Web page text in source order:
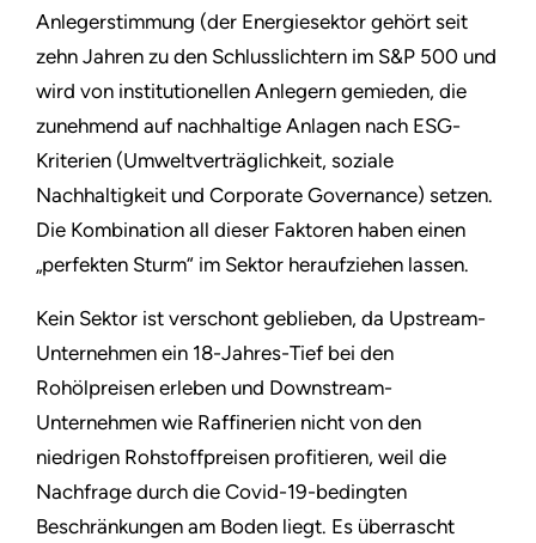
Anlegerstimmung (der Energiesektor gehört seit
zehn Jahren zu den Schlusslichtern im S&P 500 und
wird von institutionellen Anlegern gemieden, die
zunehmend auf nachhaltige Anlagen nach ESG-
Kriterien (Umweltverträglichkeit, soziale
Nachhaltigkeit und Corporate Governance) setzen.
Die Kombination all dieser Faktoren haben einen
„perfekten Sturm“ im Sektor heraufziehen lassen.
Kein Sektor ist verschont geblieben, da Upstream-
Unternehmen ein 18-Jahres-Tief bei den
Rohölpreisen erleben und Downstream-
Unternehmen wie Raffinerien nicht von den
niedrigen Rohstoffpreisen profitieren, weil die
Nachfrage durch die Covid-19-bedingten
Beschränkungen am Boden liegt. Es überrascht